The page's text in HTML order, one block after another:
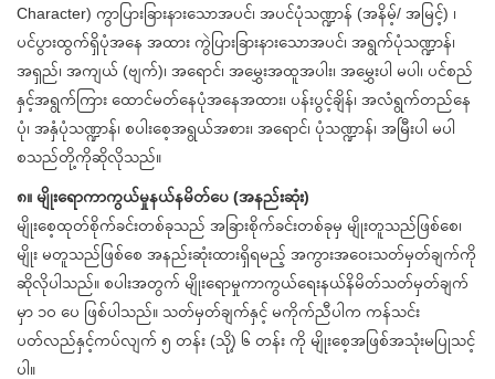
Character) ကွာပြားခြားနားသောအပင်၊ အပင်ပုံသဏ္ဍာန် (အနိမ့်/ အမြင့်) ၊
ပင်ပွားထွက်ရှိပုံအနေ အထား ကွဲပြားခြားနားသောအပင်၊ အရွက်ပုံသဏ္ဍာန်၊
အရှည်၊ အကျယ် (ဗျက်)၊ အရောင်၊ အမွှေးအထူအပါး၊ အမွှေးပါ မပါ၊ ပင်စည်
နှင့်အရွက်ကြား ထောင်မတ်နေပုံအနေအထား၊ ပန်းပွင့်ချိန်၊ အလံရွက်တည်နေ
ပုံ၊ အနှံပုံသဏ္ဍာန်၊ စပါးစေ့အရွယ်အစား၊ အရောင်၊ ပုံသဏ္ဍာန်၊ အမြီးပါ မပါ
စသည်တို့ကိုဆိုလိုသည်။
၈။ မျိုးရောကာကွယ်မှုနယ်နမိတ်ပေ (အနည်းဆုံး)
မျိုးစေ့ထုတ်စိုက်ခင်းတစ်ခုသည် အခြားစိုက်ခင်းတစ်ခုမှ မျိုးတူသည်ဖြစ်စေ၊
မျိုး မတူသည်ဖြစ်စေ အနည်းဆုံးထားရှိရမည့် အကွားအဝေးသတ်မှတ်ချက်ကို
ဆိုလိုပါသည်။ စပါးအတွက် မျိုးရောမှုကာကွယ်ရေးနယ်နိမိတ်သတ်မှတ်ချက်
မှာ ၁၀ ပေ ဖြစ်ပါသည်။ သတ်မှတ်ချက်နှင့် မကိုက်ညီပါက ကန်သင်း
ပတ်လည်နှင့်ကပ်လျက် ၅ တန်း (သို့) ၆ တန်း ကို မျိုးစေ့အဖြစ်အသုံးမပြုသင့်
ပါ။